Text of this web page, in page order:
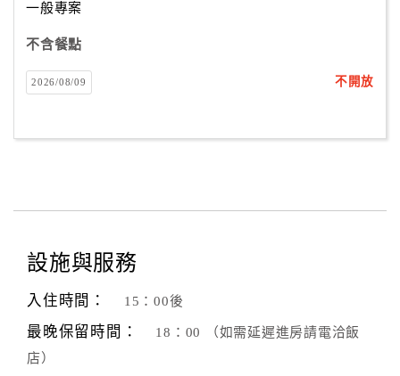
一般專案
不含餐點
2026/08/09 不開放
設施與服務
入住時間： 15：00後
最晚保留時間：
18：00 （如需延遲進房請電洽飯
店）